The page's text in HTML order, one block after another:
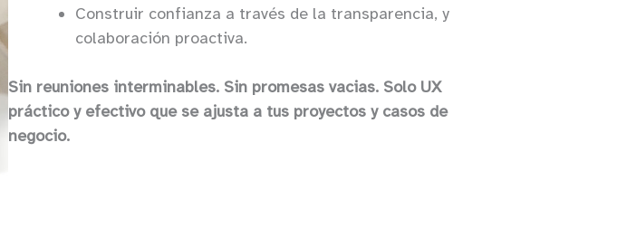
Construir confianza a través de la transparencia, y
colaboración proactiva.
Sin reuniones interminables. Sin promesas vacias. Solo UX
práctico y efectivo que se ajusta a tus proyectos y casos de
negocio.